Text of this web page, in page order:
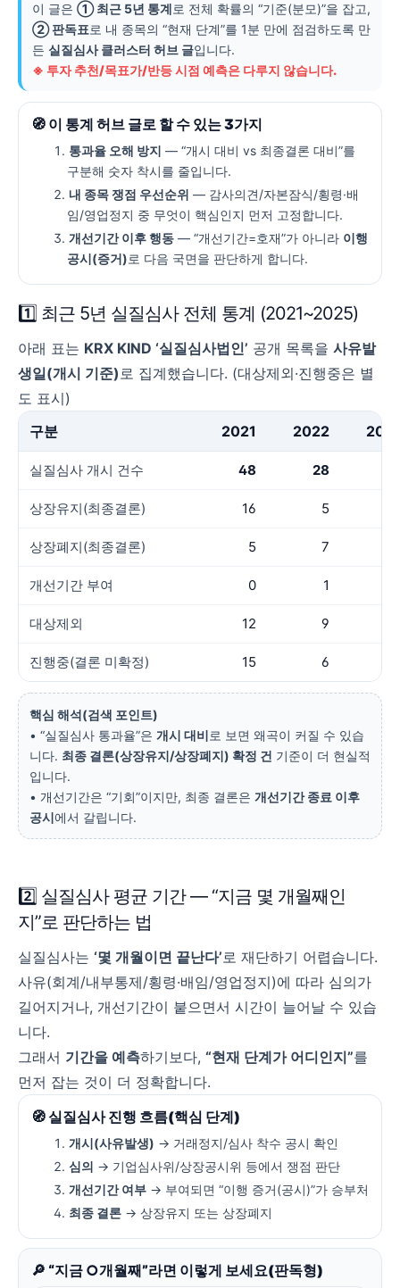
이 글은 ① 최근 5년 통계로 전체 확률의 “기준(분모)”을 잡고,
② 판독표로 내 종목의 “현재 단계”를 1분 만에 점검하도록 만
든 실질심사 클러스터 허브 글입니다.
※ 투자 추천/목표가/반등 시점 예측은 다루지 않습니다.
🧭 이 통계 허브 글로 할 수 있는 3가지
통과율 오해 방지 — “개시 대비 vs 최종결론 대비”를
구분해 숫자 착시를 줄입니다.
내 종목 쟁점 우선순위 — 감사의견/자본잠식/횡령·배
임/영업정지 중 무엇이 핵심인지 먼저 고정합니다.
개선기간 이후 행동 — “개선기간=호재”가 아니라 이행
공시(증거)로 다음 국면을 판단하게 합니다.
1️⃣ 최근 5년 실질심사 전체 통계 (2021~2025)
아래 표는 KRX KIND ‘실질심사법인’ 공개 목록을 사유발
생일(개시 기준)로 집계했습니다. (대상제외·진행중은 별
도 표시)
구분
2021 2022
실질심사 개시 건수 48 28
상장유지(최종결론) 16 5
상장폐지(최종결론) 5 7
개선기간 부여 0 1
대상제외 12 9
진행중(결론 미확정) 15 6
핵심 해석(검색 포인트)
• “실질심사 통과율”은 개시 대비로 보면 왜곡이 커질 수 있습
니다. 최종 결론(상장유지/상장폐지) 확정 건 기준이 더 현실적
입니다.
• 개선기간은 “기회”이지만, 최종 결론은 개선기간 종료 이후
공시에서 갈립니다.
2️⃣ 실질심사 평균 기간 — “지금 몇 개월째인
지”로 판단하는 법
실질심사는 ‘몇 개월이면 끝난다’로 재단하기 어렵습니다.
사유(회계/내부통제/횡령·배임/영업정지)에 따라 심의가
길어지거나, 개선기간이 붙으면서 시간이 늘어날 수 있습
니다.
그래서 기간을 예측하기보다, “현재 단계가 어디인지”를
먼저 잡는 것이 더 정확합니다.
🧭 실질심사 진행 흐름(핵심 단계)
개시(사유발생) → 거래정지/심사 착수 공시 확인
심의 → 기업심사위/상장공시위 등에서 쟁점 판단
개선기간 여부 → 부여되면 “이행 증거(공시)”가 승부처
최종 결론 → 상장유지 또는 상장폐지
🔎 “지금 ○개월째”라면 이렇게 보세요(판독형)